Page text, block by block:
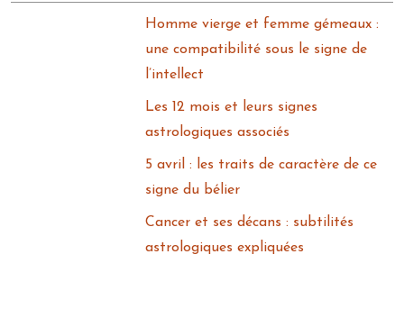
Homme vierge et femme gémeaux :
une compatibilité sous le signe de
l’intellect
Les 12 mois et leurs signes
astrologiques associés
5 avril : les traits de caractère de ce
signe du bélier
Cancer et ses décans : subtilités
astrologiques expliquées